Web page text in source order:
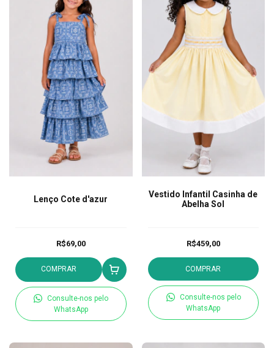
Lenço Cote d'azur
R$69,00
COMPRAR
Consulte-nos pelo
WhatsApp
Vestido Infantil Casinha de
Abelha Sol
R$459,00
COMPRAR
Consulte-nos pelo
WhatsApp